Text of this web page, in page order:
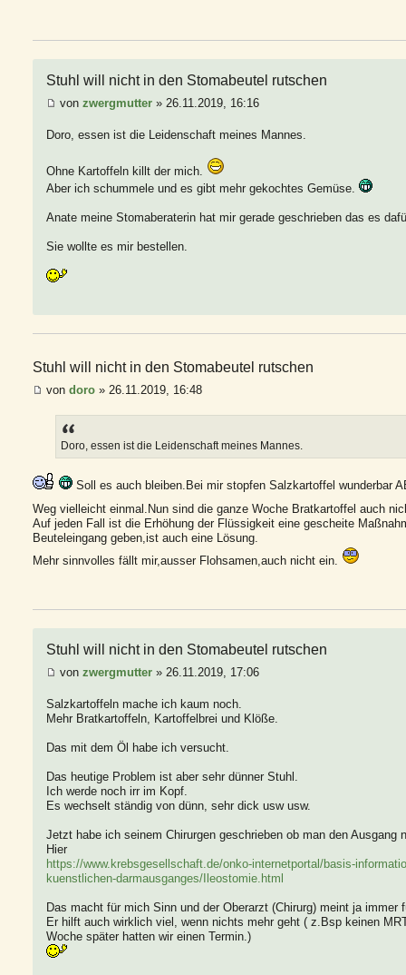
Stuhl will nicht in den Stomabeutel rutschen
von zwergmutter » 26.11.2019, 16:16
Doro, essen ist die Leidenschaft meines Mannes.
Ohne Kartoffeln killt der mich.
Aber ich schummele und es gibt mehr gekochtes Gemüse.
Anate meine Stomaberaterin hat mir gerade geschrieben das es
Sie wollte es mir bestellen.
Stuhl will nicht in den Stomabeutel rutschen
von doro » 26.11.2019, 16:48
Doro, essen ist die Leidenschaft meines Mannes.
Soll es auch bleiben.Bei mir stopfen Salzkartoffel wunderbar
Weg vielleicht einmal.Nun sind die ganze Woche Bratkartoffel auch
Auf jeden Fall ist die Erhöhung der Flüssigkeit eine gescheite
Beuteleingang geben,ist auch eine Lösung.
Mehr sinnvolles fällt mir,ausser Flohsamen,auch nicht ein.
Stuhl will nicht in den Stomabeutel rutschen
von zwergmutter » 26.11.2019, 17:06
Salzkartoffeln mache ich kaum noch.
Mehr Bratkartoffeln, Kartoffelbrei und Klöße.
Das mit dem Öl habe ich versucht.
Das heutige Problem ist aber sehr dünner Stuhl.
Ich werde noch irr im Kopf.
Es wechselt ständig von dünn, sehr dick usw usw.
Jetzt habe ich seinem Chirurgen geschrieben ob man den Ausgang
Hier
https://www.krebsgesellschaft.de/onko-internetportal/basis-
kuenstlichen-darmausganges/Ileostomie.html
Das macht für mich Sinn und der Oberarzt (Chirurg) meint ja
Er hilft auch wirklich viel, wenn nichts mehr geht ( z.Bsp keinen
Woche später hatten wir einen Termin.)